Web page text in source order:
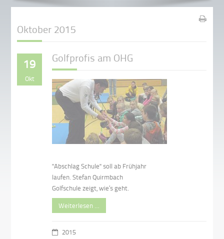
Oktober 2015
19
Okt
Golfprofis am OHG
"Abschlag Schule" soll ab Frühjahr
laufen. Stefan Quirmbach
Golfschule zeigt, wie’s geht.
Weiterlesen …
2015